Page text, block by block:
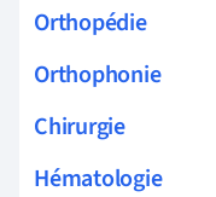
Orthopédie
Orthophonie
Chirurgie
Hématologie